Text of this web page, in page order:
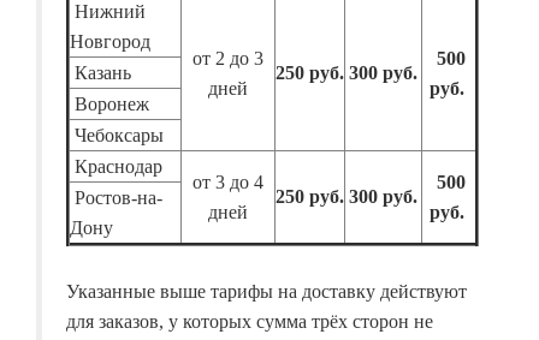
Нижний
Новгород
от 2 до 3
дней
250 руб. 300 руб.
500
руб.
Казань
Воронеж
Чебоксары
Краснодар
от 3 до 4
дней
250 руб. 300 руб.
500
руб.
Ростов-на-
Дону
Указанные выше тарифы на доставку действуют
для заказов, у которых сумма трёх сторон не